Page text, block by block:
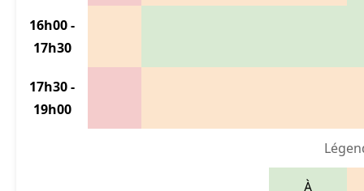
16h00 -
17h30
17h30 -
19h00
À